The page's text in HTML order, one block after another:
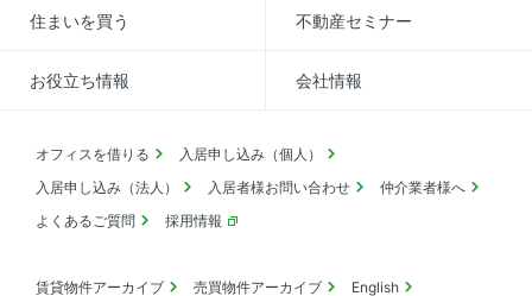
住まいを買う 不動産セミナー
お役立ち情報 会社情報
オフィスを借りる
入居申し込み（個人）
入居申し込み（法人）
入居者様お問い合わせ
仲介業者様へ
よくあるご質問
採用情報
賃貸物件アーカイブ 売買物件アーカイブ
English